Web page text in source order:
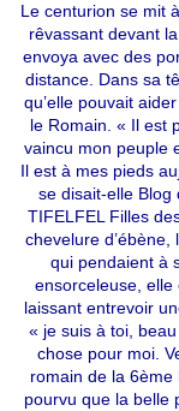
Le centurion se mit
rêvassant devant
envoya avec des
distance. Dans sa
qu’elle pouvait
le Romain. « Il est
vaincu mon peuple
Il est à mes pieds
se disait-elle Blog
TIFELFEL Filles
chevelure
qui pendaient à
ensorceleuse,
laissant entrevoir
« je suis à toi,
chose pour moi.
romain de la 6ème
pourvu que la belle